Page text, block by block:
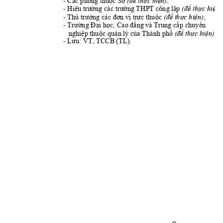
- Hiu trưởng các trường THPT công lập (để thực hiệ
- Thủ trưởng các đơn vị trực thuộc (để thực hiện);
- Trường Đại học, Cao đẳng và Trung cấp chuyên
   nghi
p thuộc qun lý của Thành phố (để thực hiện)
- Lưu: VT, TCCB (TL).